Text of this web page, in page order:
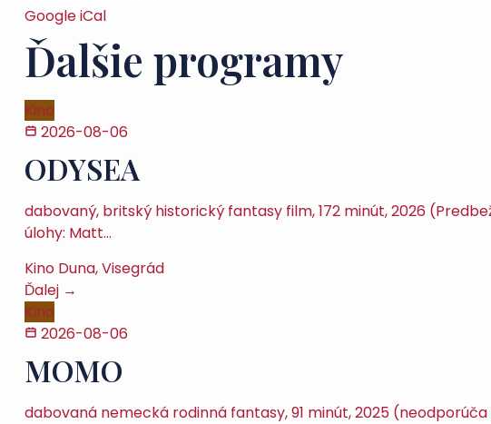
GoogleiCal
Ďalšie programy
Kino
2026-08-06
ODYSEA
dabovaný, britský historický fantasy film, 172 minút, 2026
úlohy: Matt…
Kino Duna, Visegrád
Ďalej →
Kino
2026-08-06
MOMO
dabovaná nemecká rodinná fantasy, 91 minút, 2025